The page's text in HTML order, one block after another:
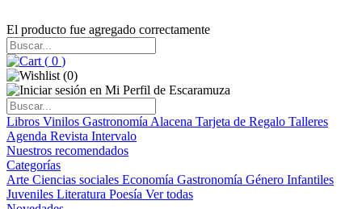
El producto fue agregado correctamente
( 0 )
(0)
Libros Vinilos Gastronomía Alacena Tarjeta de Regalo Talleres
Agenda Revista Intervalo
Nuestros recomendados
Categorías
Arte Ciencias sociales Economía Gastronomía Género Infantiles
Juveniles Literatura Poesía Ver todas